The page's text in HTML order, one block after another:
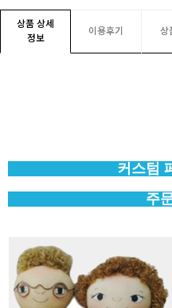
상품 상세
정보
이용후기 상
커스텀
주